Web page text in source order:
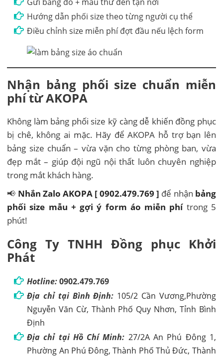
Hướng dẫn phối size theo từng người cụ thể
Điều chỉnh size miễn phí đợt đầu nếu lệch form
Nhận bảng phối size chuẩn miễn
phí từ AKOPA
Không làm bảng phối size kỹ càng dễ khiến đồng phục
bị chê, không ai mặc. Hãy để AKOPA hỗ trợ bạn lên
bảng size chuẩn – vừa vặn cho từng phòng ban, vừa
đẹp mắt – giúp đội ngũ nội thất luôn chuyên nghiệp
trong mắt khách hàng.
📢 Nhắn Zalo AKOPA [ 0902.479.769 ] để nhận bảng
phối size mẫu + gợi ý form áo miễn phítrong 5
phút!
Công Ty TNHH Đồng phục Khởi
Phát
Hotline:0902.479.769
Địa chỉ tại Bình Định: 105/2 Cần Vương,Phường
Nguyễn Văn Cừ, Thành Phố Quy Nhơn, Tỉnh Bình
Định
Địa chỉ tại Hồ Chí Minh: 27/2A An Phú Đông 1,
Phường An Phú Đông, Thành Phố Thủ Đức, Thành